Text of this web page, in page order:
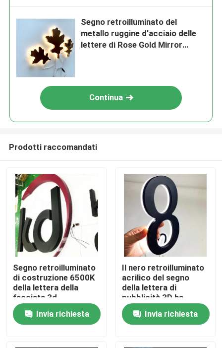
Casa
Prodotti
Circa noi
Segno retroilluminato del
metallo ruggine d'acciaio delle
lettere di Rose Gold Mirror
Continua
Prodotti raccomandati
Segno retroilluminato
di costruzione 6500K
della lettera della
facciata 3d
Invia richiesta
Il nero retroilluminato
acrilico del segno
della lettera di
pubblicità 3D ha
dipinto lo spessore di
12cm Invia richiesta